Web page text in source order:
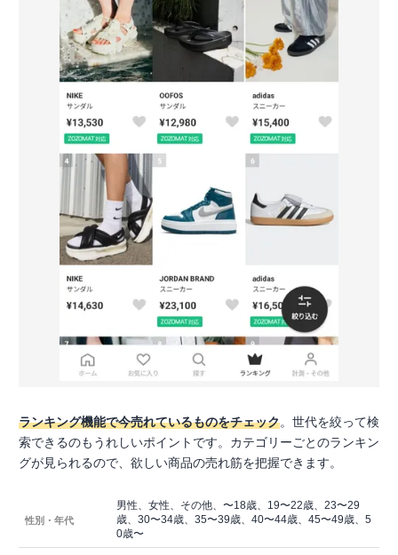
ランキング機能で今売れているものをチェック。世代を絞って検
索できるのもうれしいポイントです。カテゴリーごとのランキン
グが見られるので、欲しい商品の売れ筋を把握できます。
性別・年代
男性、女性、その他、〜18歳、19〜22歳、23〜29
歳、30〜34歳、35〜39歳、40〜44歳、45〜49歳、5
0歳〜